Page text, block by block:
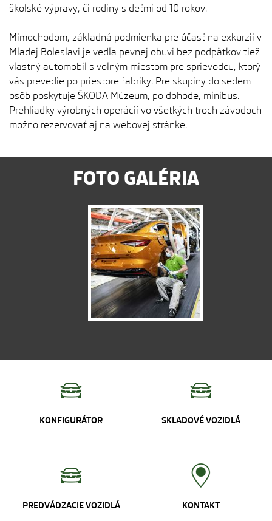
školské výpravy, či rodiny s deťmi od 10 rokov.
Mimochodom, základná podmienka pre účasť na exkurzii v
Mladej Boleslavi je vedľa pevnej obuvi bez podpätkov tiež
vlastný automobil s voľným miestom pre sprievodcu, ktorý
vás prevedie po priestore fabriky. Pre skupiny do sedem
osôb poskytuje ŠKODA Múzeum, po dohode, minibus.
Prehliadky výrobných operácií vo všetkých troch závodoch
možno rezervovať aj na webovej stránke.
FOTO GALÉRIA
KONFIGURÁTOR SKLADOVÉ VOZIDLÁ
PREDVÁDZACIE VOZIDLÁ KONTAKT